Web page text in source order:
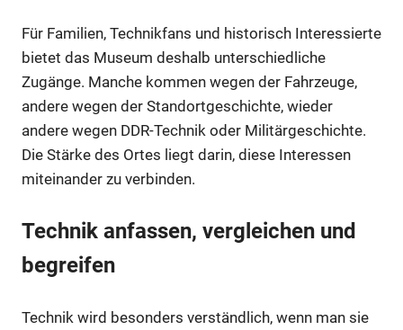
Für Familien, Technikfans und historisch Interessierte
bietet das Museum deshalb unterschiedliche
Zugänge. Manche kommen wegen der Fahrzeuge,
andere wegen der Standortgeschichte, wieder
andere wegen DDR-Technik oder Militärgeschichte.
Die Stärke des Ortes liegt darin, diese Interessen
miteinander zu verbinden.
Technik anfassen, vergleichen und
begreifen
Technik wird besonders verständlich, wenn man sie